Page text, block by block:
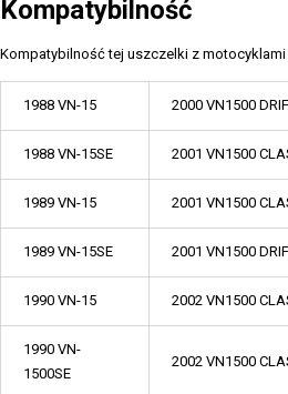
Kompatybilność
Kompatybilność tej uszczelki z motocyklami
1988 VN-15 2000 VN1500
1988 VN-15SE 2001 VN1500
1989 VN-15 2001 VN1500
1989 VN-15SE 2001 VN1500
1990 VN-15 2002 VN1500
1990 VN-
1500SE
2002 VN1500